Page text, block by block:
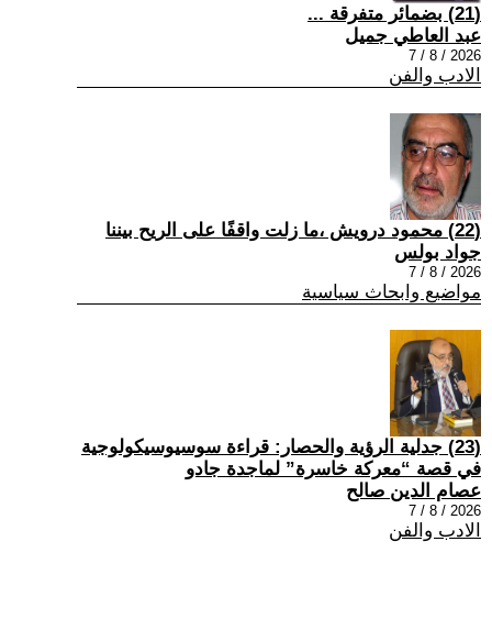
(21) بضمائر متفرقة ...
عبد العاطي جميل
2026 / 8 / 7
الادب والفن
(22) محمود درويش ،ما زلت واقفًا على الريح بيننا
جواد بولس
2026 / 8 / 7
مواضيع وابحاث سياسية
(23) جدلية الرؤية والحصار: قراءة سوسيوسيكولوجية
في قصة “معركة خاسرة” لماجدة جادو
عصام الدين صالح
2026 / 8 / 7
الادب والفن